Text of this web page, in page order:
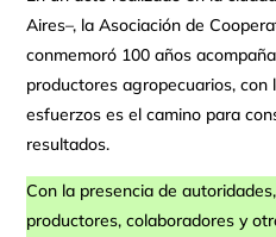
Aires–, la Asociación de
conmemoró 100 años
productores agropecuarios, con
esfuerzos es el camino para
resultados.
Con la presencia de
productores, colaboradores y